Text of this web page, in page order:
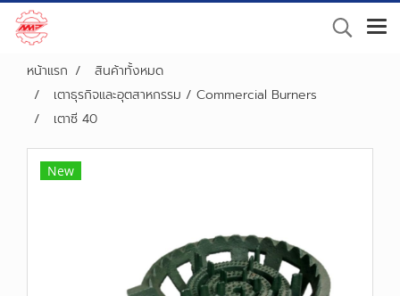
หน้าแรก
สินค้าทั้งหมด
เตาธุรกิจและอุตสาหกรรม / Commercial Burners
เตาซี 40
New